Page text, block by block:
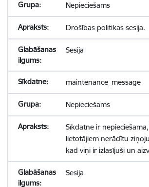
Nepieciešams
Drošības politikas sesija.
Sesija
maintenance_message
Nepieciešams
Sīkdatne ir
lietotājiem nerādītu
kad viņi ir izlasījuši un
Sesija